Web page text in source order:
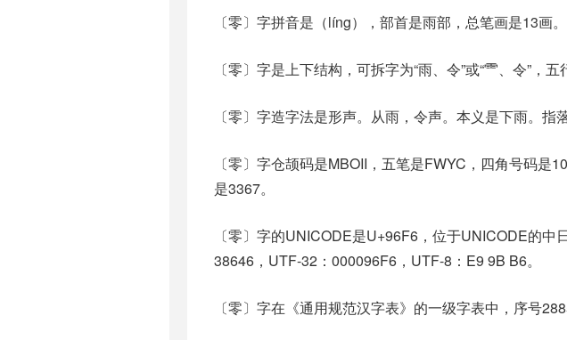
〔零〕字拼音是（líng），部首是雨部，总笔画是13画。
〔零〕字是上下结构，可拆字为“雨、令”或“⻗、令”，五
〔零〕字造字法是形声。从雨，令声。本义是下雨。指落
〔零〕字仓颉码是MBOII，五笔是FWYC，四角号码
是3367。
〔零〕字的UNICODE是U+96F6，位于UNICODE的中
38646，UTF-32：000096F6，UTF-8：E9 9B B6。
〔零〕字在《通用规范汉字表》的一级字表中，序号